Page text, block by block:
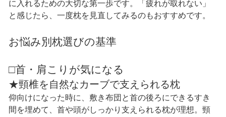
に入れるための大切な第一歩です。「疲れが取れない」
と感じたら、一度枕を見直してみるのもおすすめです。
お悩み別枕選びの基準
□首・肩こりが気になる
★頸椎を自然なカーブで支えられる枕
仰向けになった時に、敷き布団と首の後ろにできるすき
間を埋めて、首や頭がしっかり支えられる枕が理想。頸